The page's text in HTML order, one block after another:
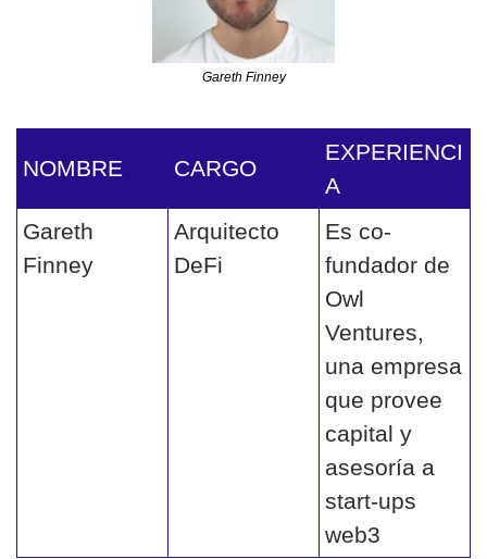
Gareth Finney
NOMBRE CARGO
EXPERIENCI
A
Gareth
Finney
Arquitecto
DeFi
Es co-
fundador de
Owl
Ventures,
una empresa
que provee
capital y
asesoría a
start-ups
web3